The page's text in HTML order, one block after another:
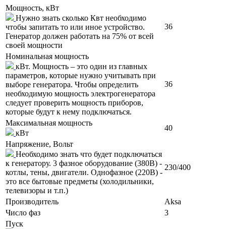
Мощность, кВт
Нужно знать сколько Квт необходимо
чтобы запитать то или иное устройство.
Генератор должен работать на 75% от всей
своей мощности
36
Номинальная мощность
кВт. Мощность – это один из главных
параметров, которые нужно учитывать при
выборе генератора. Чтобы определить
необходимую мощность электрогенератора
следует проверить мощность приборов,
которые будут к нему подключаться.
36
Максимальная мощность
кВт
40
Напряжение, Вольт
Необходимо знать что будет подключаться
к генератору. 3 фазное оборудование (380В) -
котлы, тены, двигатели. Однофазное (220В) -
это все бытовые предметы (холодильники,
телевизоры и т.п.)
230/400
Производитель
Aksa
Число фаз
3
Пуск